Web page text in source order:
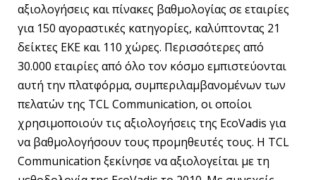
αξιολογήσεις και πίνακες βαθμολογίας σε εταιρίες
για 150 αγοραστικές κατηγορίες, καλύπτοντας 21
δείκτες ΕΚΕ και 110 χώρες. Περισσότερες από
30.000 εταιρίες από όλο τον κόσμο εμπιστεύονται
αυτή την πλατφόρμα, συμπεριλαμβανομένων των
πελατών της TCL Communication, οι οποίοι
χρησιμοποιούν τις αξιολογήσεις της EcoVadis για
να βαθμολογήσουν τους προμηθευτές τους. Η TCL
Communication ξεκίνησε να αξιολογείται με τη